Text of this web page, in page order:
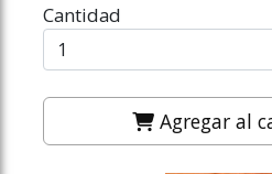
Cantidad
Agregar al